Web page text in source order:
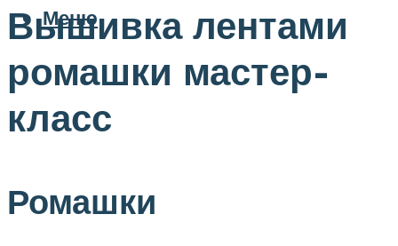
Меню
Вышивка лентами
ромашки мастер-
класс
Ромашки